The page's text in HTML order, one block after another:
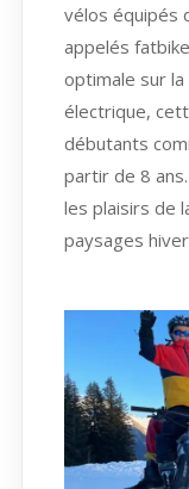
vélos équipés
appelés
optimale sur la
électrique,
débutants
partir de 8
les plaisirs de
paysages